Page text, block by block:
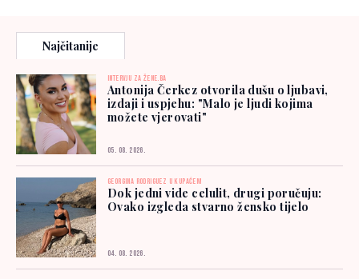
Najčitanije
INTERVJU ZA ŽENE.BA
Antonija Čerkez otvorila dušu o ljubavi,
izdaji i uspjehu: "Malo je ljudi kojima
možete vjerovati"
05. 08. 2026.
GEORGINA RODRIGUEZ U KUPAĆEM
Dok jedni vide celulit, drugi poručuju:
Ovako izgleda stvarno žensko tijelo
04. 08. 2026.